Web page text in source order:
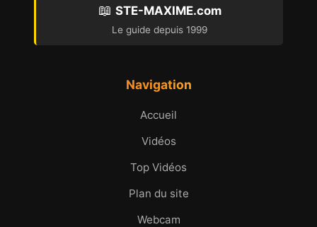
📖 STE-MAXIME.com
Le guide depuis 1999
Navigation
Accueil
Vidéos
Top Vidéos
Plan du site
Webcam